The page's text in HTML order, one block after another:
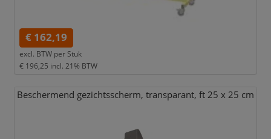
€ 162,19
excl. BTW per Stuk
€ 196,25 incl. 21% BTW
Beschermend gezichtsscherm, transparant, ft 25 x 25 cm